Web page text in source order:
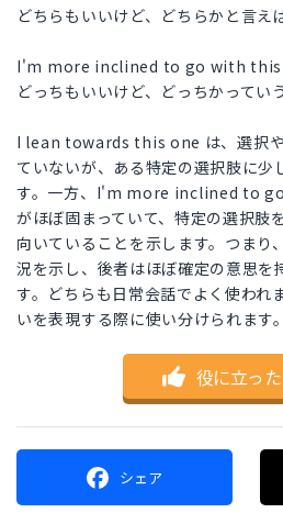
どちらもいいけど、どちらかと言え
I'm more inclined to go with this
どっちもいいけど、どっちかってい
I lean towards this one は、選択や
ていないが、ある特定の選択肢に少
す。一方、I'm more inclined to
がほぼ固まっていて、特定の選択肢
向いていることを示します。つまり
況を示し、後者はほぼ確定の意思を
す。どちらも日常会話でよく使われ
いを表現する際に使い分けられます。
役に立った
シェア